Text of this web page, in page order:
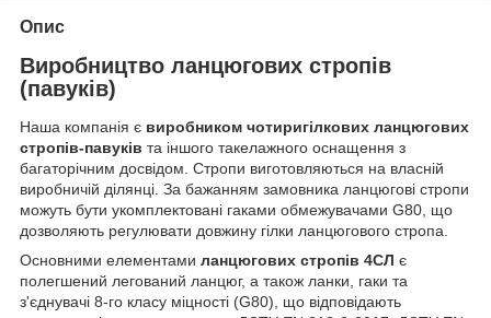
Опис
Виробництво ланцюгових стропів
(павуків)
Наша компанія є виробником чотиригілкових ланцюгових
стропів-павуків та іншого такелажного оснащення з
багаторічним досвідом. Стропи виготовляються на власній
виробничій ділянці. За бажанням замовника ланцюгові стропи
можуть бути укомплектовані гаками обмежувачами G80, що
дозволяють регулювати довжину гілки ланцюгового стропа.
Основними елементами ланцюгових стропів 4СЛ є
полегшений легований ланцюг, а також ланки, гаки та
з'єднувачі 8-го класу міцності (G80), що відповідають